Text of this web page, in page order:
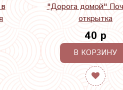
"Дорога домой"
открытка
40 р
В КОРЗИНУ